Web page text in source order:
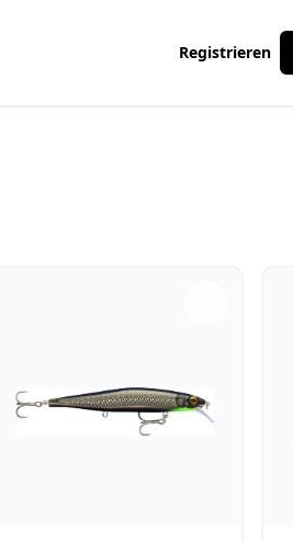
Registrieren